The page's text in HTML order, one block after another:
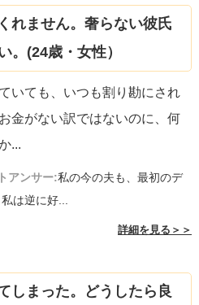
れません。奢らない彼氏
。(24歳・女性）
いても、いつも割り勘にされ
金がない訳ではないのに、何
...
アンサー:私の今の夫も、最初のデ
は逆に好...
詳細を見る＞＞
しまった。どうしたら良